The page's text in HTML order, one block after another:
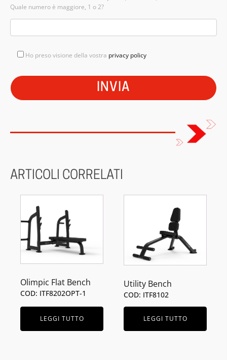
Quale numero è maggiore, 1 o 2?
Ho preso visione della vostra privacy policy
ARTICOLI CORRELATI
Olimpic Flat Bench
COD: ITF8202OPT-1
LEGGI TUTTO
Utility Bench
COD: ITF8102
LEGGI TUTTO